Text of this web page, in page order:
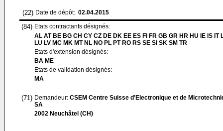
(22) Date de dépôt: 02.04.2015
(84) Etats contractants désignés:
AL AT BE BG CH CY CZ DE DK EE ES FI FR GB GR HR HU IE IS IT
LU LV MC MK MT NL NO PL PT RO RS SE SI SK SM TR
Etats d'extension désignés:
BA ME
Etats de validation désignés:
MA
(71) Demandeur: CSEM Centre Suisse d'Electronique et de
SA
2002 Neuchâtel (CH)